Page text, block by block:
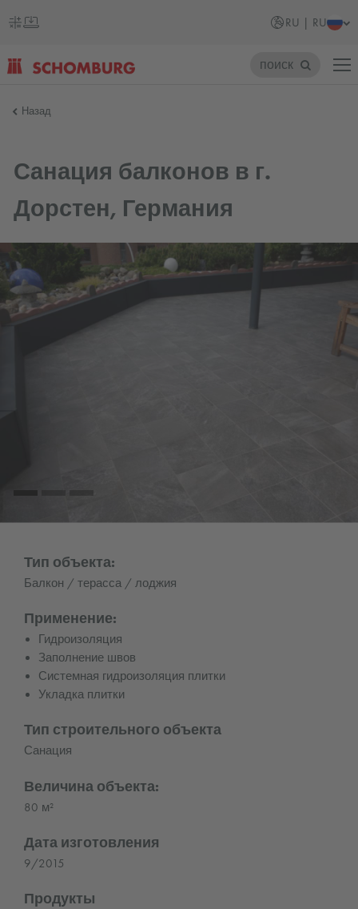
RU | RU
поиск
Назад
Санация балконов в г.
Дорстен, Германия
Тип объекта:
Балкон / терасса / лоджия
Применение:
Гидроизоляция
Заполнение швов
Системная гидроизоляция плитки
Укладка плитки
Тип строительного объекта
Санация
Величина объекта:
80 м²
Дата изготовления
9/2015
Продукты